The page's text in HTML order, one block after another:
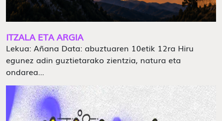
ITZALA ETA ARGIA
Lekua: Añana Data: abuztuaren 10etik 12ra Hiru
egunez adin guztietarako zientzia, natura eta
ondarea...